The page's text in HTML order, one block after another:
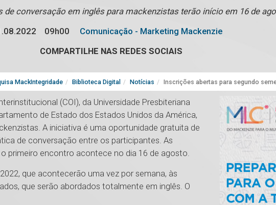
de conversação em inglês para mackenzistas terão início em 16 de
09h00
Comunicação - Marketing Mackenzie
COMPARTILHE NAS REDES SOCIAIS
MackIntegridade Biblioteca Digital Notícias Inscrições abertas para segundo
(COI), da Universidade Presbiteriana
de Estado dos Estados Unidos da América,
A iniciativa é uma oportunidade gratuita de
de conversação entre os participantes. As
o primeiro encontro acontece no dia 16 de agosto.
que acontecerão uma vez por semana, às
que serão abordados totalmente em inglês. O